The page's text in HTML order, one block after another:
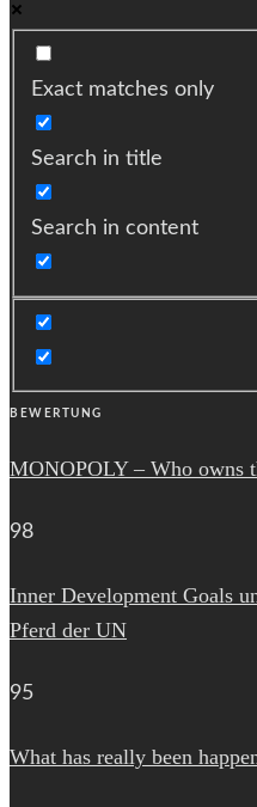
Exact matches only
Search in title
Search in content
BEWERTUNG
MONOPOLY – Who owns
98
Inner Development Goals
Pferd der UN
95
What has really been